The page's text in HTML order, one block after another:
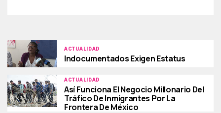
ACTUALIDAD
Indocumentados Exigen Estatus
ACTUALIDAD
Así Funciona El Negocio Millonario Del
Tráfico De Inmigrantes Por La
Frontera De México